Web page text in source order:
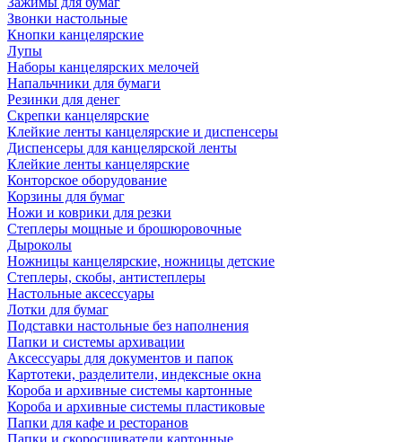
Звонки настольные
Кнопки канцелярские
Лупы
Наборы канцелярских мелочей
Напальчники для бумаги
Резинки для денег
Скрепки канцелярские
Клейкие ленты канцелярские и диспенсеры
Диспенсеры для канцелярской ленты
Клейкие ленты канцелярские
Конторское оборудование
Корзины для бумаг
Ножи и коврики для резки
Степлеры мощные и брошюровочные
Дыроколы
Ножницы канцелярские, ножницы детские
Степлеры, скобы, антистеплеры
Настольные аксессуары
Лотки для бумаг
Подставки настольные без наполнения
Папки и системы архивации
Аксессуары для документов и папок
Картотеки, разделители, индексные окна
Короба и архивные системы картонные
Короба и архивные системы пластиковые
Папки для кафе и ресторанов
Папки и скоросшиватели картонные